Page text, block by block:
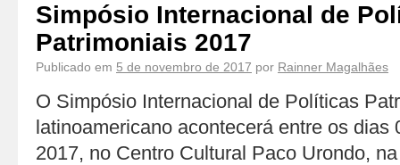
Simpósio Internacional de
Patrimoniais 2017
Publicado em 5 de novembro de 2017 por Rainner Magalhães
O Simpósio Internacional de Políticas
latinoamericano acontecerá entre os dias
2017, no Centro Cultural Paco Urondo,